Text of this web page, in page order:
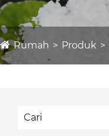
Rumah Produk